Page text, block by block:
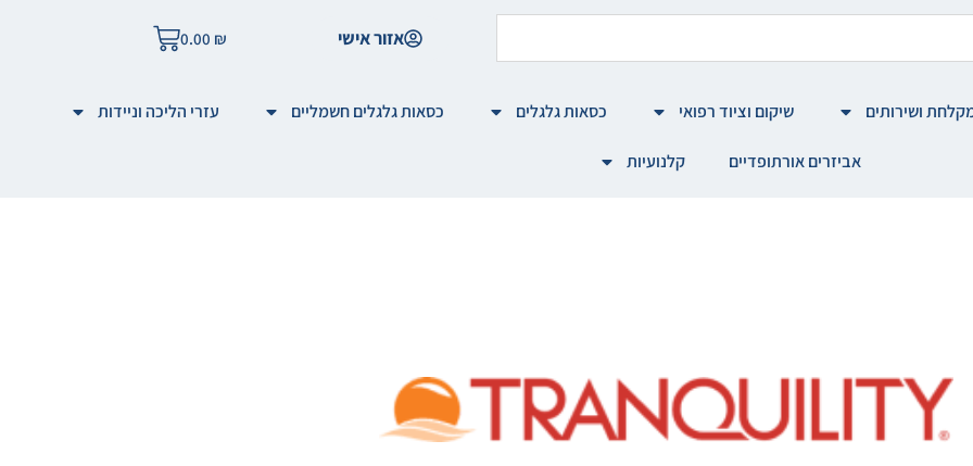
אזור אישי 0.00 ₪
ושירותים שיקום וציוד רפואי כסאות גלגלים כסאות גלגלים חשמליים עזרי הליכה וניידות
אביזרים אורתופדיים קלנועיות